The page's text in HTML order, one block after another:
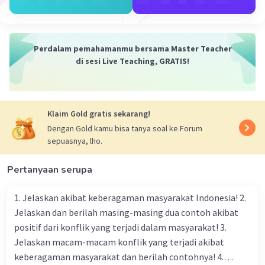
politik internasional
persetujuan taktis dari negara Prancis dan
Britania Raya, yang tidak ingin
dimanfaatkan sebagai sekutu yang
memiliki potensi untuk melawan Jerman
Nazi
Misli Fasisme
pemimpin Partai Fasis Nasional,
menghancurkan politik dan
kerajaan totaliter. Misli fasisme Italia dan
kebijakan luar negeri pro-Jerman pada 25
Oktober 1936, Mussolini setuju untuk
membantu Jerman dalam perangan
mereka
Perdalam pemahamanmu bersama Master Teacher
di sesi Live Teaching, GRATIS!
Klaim Gold gratis sekarang!
Dengan Gold kamu bisa tanya soal ke Forum
sepuasnya, lho.
Pertanyaan serupa
1. Jelaskan akibat keberagaman masyarakat Indonesia! 2.
Jelaskan dan berilah masing-masing dua contoh akibat
positif dari konflik yang terjadi dalam masyarakat! 3.
Jelaskan macam-macam konflik yang terjadi akibat
keberagaman masyarakat dan berilah contohnya! 4.